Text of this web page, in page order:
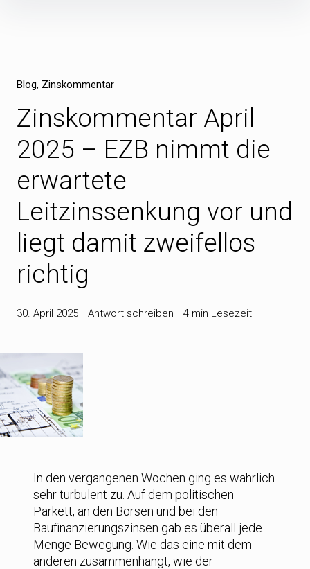
Blog Zinskommentar
Zinskommentar April
2025 – EZB nimmt die
erwartete
Leitzinssenkung vor und
liegt damit zweifellos
richtig
30. April 2025 Antwort schreiben 4 min Lesezeit
In den vergangenen Wochen ging es wahrlich
sehr turbulent zu. Auf dem politischen
Parkett, an den Börsen und bei den
Baufinanzierungszinsen gab es überall jede
Menge Bewegung. Wie das eine mit dem
anderen zusammenhängt, wie der